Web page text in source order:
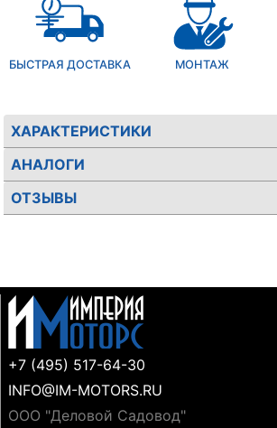
БЫСТРАЯ ДОСТАВКА МОНТАЖ
ХАРАКТЕРИСТИКИ
АНАЛОГИ
ОТЗЫВЫ
+7 (495) 517-64-30
INFO@IM-MOTORS.RU
ООО "Деловой Садовод"